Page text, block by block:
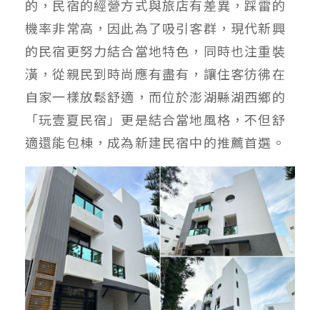
的，民宿的經營方式與旅店有差異，踩雷的
機率非常高，因此為了吸引客群，現代新興
的民宿更努力結合當地特色，同時也注重裝
潢，從親民到時尚應有盡有，讓住客彷彿在
自家一樣放鬆舒適，而位於澎湖縣湖西鄉的
「玩壹夏民宿」更是結合當地風格，不但舒
適還能包棟，成為新建民宿中的推薦首選。